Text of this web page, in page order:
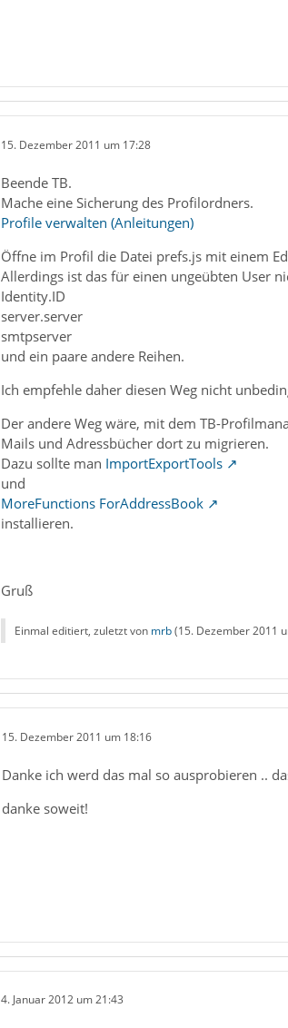
15. Dezember 2011 um 17:28
Beende TB.
Mache eine Sicherung des Profilordners.
Profile verwalten (Anleitungen)
Öffne im Profil die Datei prefs.js mit einem
Allerdings ist das für einen ungeübten User
Identity.ID
server.server
smtpserver
und ein paare andere Reihen.
Ich empfehle daher diesen Weg nicht
Der andere Weg wäre, mit dem TB-
Mails und Adressbücher dort zu migrieren.
Dazu sollte man ImportExportTools
und
MoreFunctions ForAddressBook
installieren.
Gruß
Einmal editiert, zuletzt von mrb(15. Dezember 2011
15. Dezember 2011 um 18:16
Danke ich werd das mal so ausprobieren ..
danke soweit!
4. Januar 2012 um 21:43